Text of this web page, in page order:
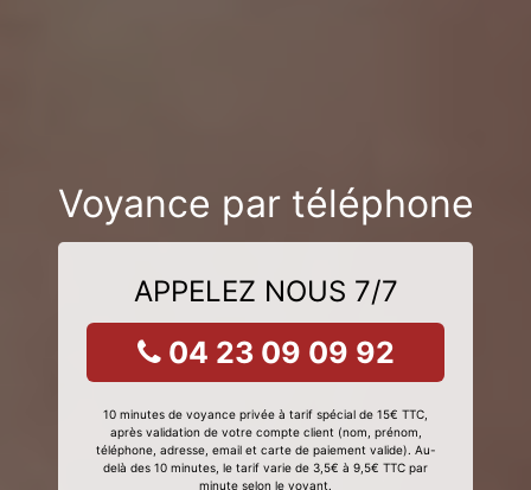
Voyance par téléphone
APPELEZ NOUS 7/7
04 23 09 09 92
10 minutes de voyance privée à tarif spécial de 15€ TTC,
après validation de votre compte client (nom, prénom,
téléphone, adresse, email et carte de paiement valide). Au-
delà des 10 minutes, le tarif varie de 3,5€ à 9,5€ TTC par
minute selon le voyant.